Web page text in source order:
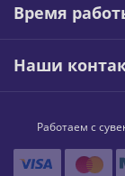
Время
Наши
Работаем с